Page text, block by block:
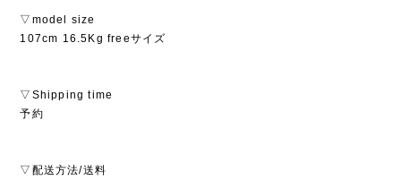
▽model size
107cm 16.5Kg freeサイズ
▽Shipping time
予約
▽配送方法/送料